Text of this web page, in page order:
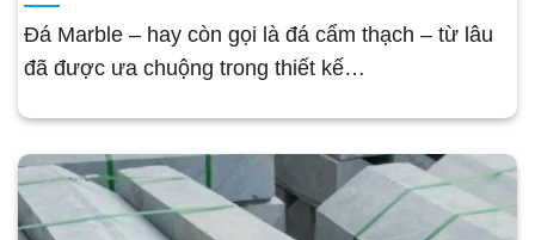
Đá Marble – hay còn gọi là đá cẩm thạch – từ lâu
đã được ưa chuộng trong thiết kế…